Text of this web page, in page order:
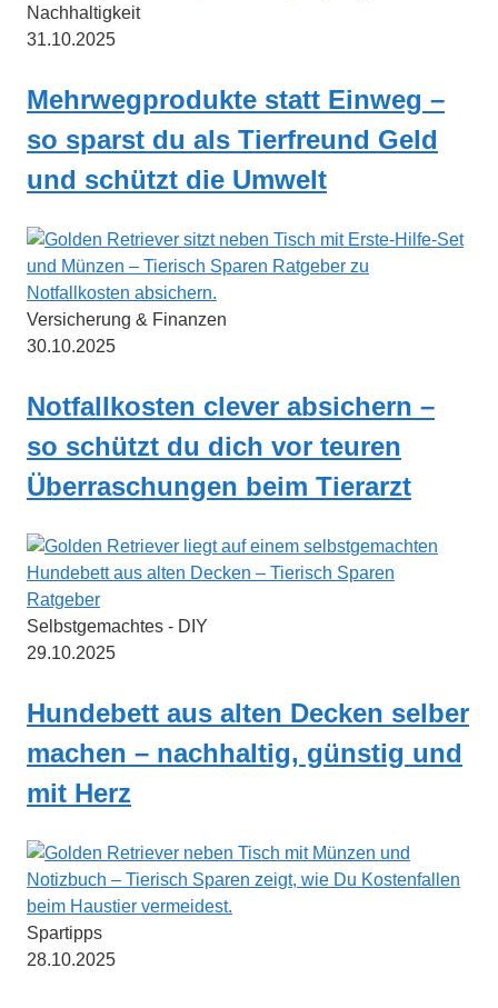
Nachhaltigkeit
31.10.2025
Mehrwegprodukte statt Einweg –
so sparst du als Tierfreund Geld
und schützt die Umwelt
Versicherung & Finanzen
30.10.2025
Notfallkosten clever absichern –
so schützt du dich vor teuren
Überraschungen beim Tierarzt
Selbstgemachtes - DIY
29.10.2025
Hundebett aus alten Decken selber
machen – nachhaltig, günstig und
mit Herz
Spartipps
28.10.2025